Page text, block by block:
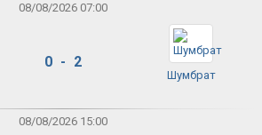
08/08/2026 07:00
0 - 2
Шумбрат
08/08/2026 15:00